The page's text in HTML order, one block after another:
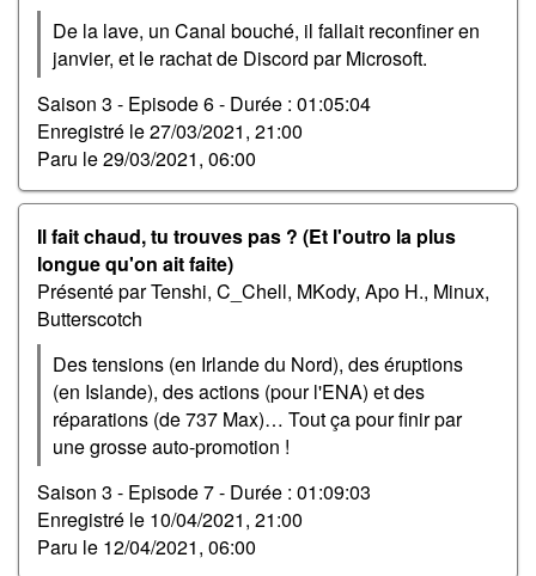
De la lave, un Canal bouché, il fallait reconfiner en
janvier, et le rachat de Discord par Microsoft.
Saison 3 - Episode 6 - Durée : 01:05:04
Enregistré le27/03/2021, 21:00
Paru le29/03/2021, 06:00
Il fait chaud, tu trouves pas ? (Et l'outro la plus
longue qu'on ait faite)
Présenté par Tenshi, C_Chell, MKody, Apo H., Minux,
Butterscotch
Des tensions (en Irlande du Nord), des éruptions
(en Islande), des actions (pour l'ENA) et des
réparations (de 737 Max)… Tout ça pour finir par
une grosse auto-promotion !
Saison 3 - Episode 7 - Durée : 01:09:03
Enregistré le 10/04/2021, 21:00
Paru le 12/04/2021, 06:00